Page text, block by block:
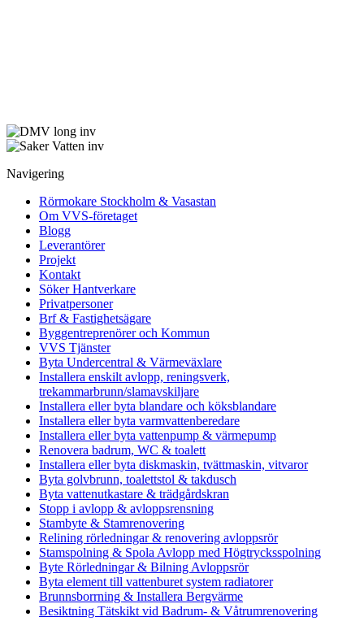
Navigering
Rörmokare Stockholm & Vasastan
Om VVS-företaget
Blogg
Leverantörer
Projekt
Kontakt
Söker Hantverkare
Privatpersoner
Brf & Fastighetsägare
Byggentreprenörer och Kommun
VVS Tjänster
Byta Undercentral & Värmeväxlare
Installera enskilt avlopp, reningsverk,
trekammarbrunn/slamavskiljare
Installera eller byta blandare och köksblandare
Installera eller byta varmvattenberedare
Installera eller byta vattenpump & värmepump
Renovera badrum, WC & toalett
Installera eller byta diskmaskin, tvättmaskin, vitvaror
Byta golvbrunn, toalettstol & takdusch
Byta vattenutkastare & trädgårdskran
Stopp i avlopp & avloppsrensning
Stambyte & Stamrenovering
Relining rörledningar & renovering avloppsrör
Stamspolning & Spola Avlopp med Högtrycksspolning
Byte Rörledningar & Bilning Avloppsrör
Byta element till vattenburet system radiatorer
Brunnsborrning & Installera Bergvärme
Besiktning Tätskikt vid Badrum- & Våtrumrenovering